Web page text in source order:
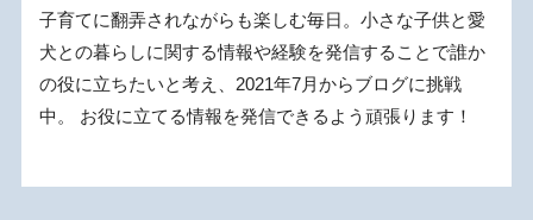
子育てに翻弄されながらも楽しむ毎日。小さな子供と愛
犬との暮らしに関する情報や経験を発信することで誰か
の役に立ちたいと考え、2021年7月からブログに挑戦
中。 お役に立てる情報を発信できるよう頑張ります！